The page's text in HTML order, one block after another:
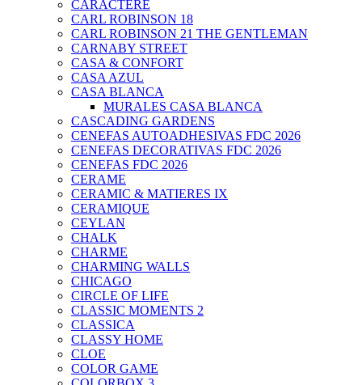
CARACTERE
CARL ROBINSON 18
CARL ROBINSON 21 THE GENTLEMAN
CARNABY STREET
CASA & CONFORT
CASA AZUL
CASA BLANCA
MURALES CASA BLANCA
CASCADING GARDENS
CENEFAS AUTOADHESIVAS FDC 2026
CENEFAS DECORATIVAS FDC 2026
CENEFAS FDC 2026
CERAME
CERAMIC & MATIERES IX
CERAMIQUE
CEYLAN
CHALK
CHARME
CHARMING WALLS
CHICAGO
CIRCLE OF LIFE
CLASSIC MOMENTS 2
CLASSICA
CLASSY HOME
CLOE
COLOR GAME